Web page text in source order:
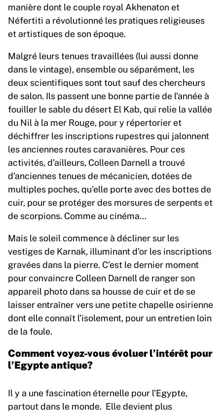
manière dont le couple royal Akhenaton et
Néfertiti a révolutionné les pratiques religieuses
et artistiques de son époque.
Malgré leurs tenues travaillées (lui aussi donne
dans le vintage), ensemble ou séparément, les
deux scientifiques sont tout sauf des chercheurs
de salon. Ils passent une bonne partie de l’année à
fouiller le sable du désert El Kab, qui relie la vallée
du Nil à la mer Rouge, pour y répertorier et
déchiffrer les inscriptions rupestres qui jalonnent
les anciennes routes caravanières. Pour ces
activités, d’ailleurs, Colleen Darnell a trouvé
d’anciennes tenues de mécanicien, dotées de
multiples poches, qu’elle porte avec des bottes de
cuir, pour se protéger des morsures de serpents et
de scorpions. Comme au cinéma…
Mais le soleil commence à décliner sur les
vestiges de Karnak, illuminant d’or les inscriptions
gravées dans la pierre. C’est le dernier moment
pour convaincre Colleen Darnell de ranger son
appareil photo dans sa housse de cuir et de se
laisser entraîner vers une petite chapelle osirienne
dont elle connaît l’isolement, pour un entretien loin
de la foule.
Comment voyez-vous évoluer l’intérêt pour
l’Egypte antique?
Il y a une fascination éternelle pour l’Egypte,
partout dans le monde. Elle devient plus